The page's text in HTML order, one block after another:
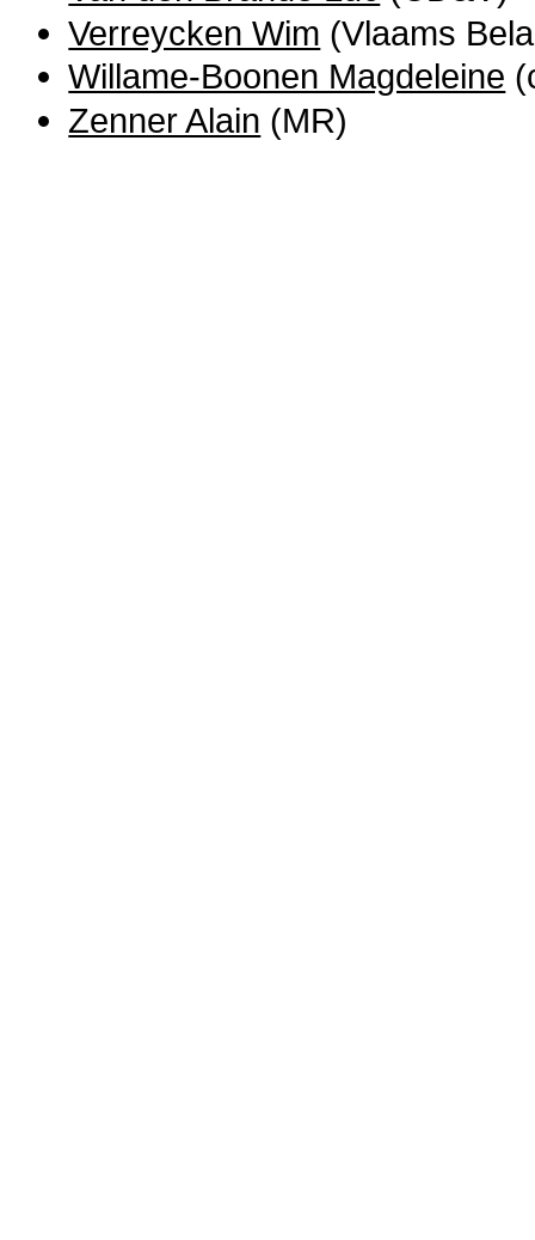
Verreycken Wim (Vlaams
Willame-Boonen Magdeleine
Zenner Alain (MR)